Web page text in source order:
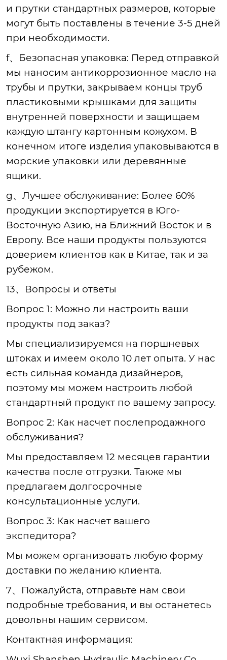
и прутки стандартных размеров, которые
могут быть поставлены в течение 3-5 дней
при необходимости.
f、Безопасная упаковка: Перед отправкой
мы наносим антикоррозионное масло на
трубы и прутки, закрываем концы труб
пластиковыми крышками для защиты
внутренней поверхности и защищаем
каждую штангу картонным кожухом. В
конечном итоге изделия упаковываются в
морские упаковки или деревянные
ящики.
g、Лучшее обслуживание: Более 60%
продукции экспортируется в Юго-
Восточную Азию, на Ближний Восток и в
Европу. Все наши продукты пользуются
доверием клиентов как в Китае, так и за
рубежом.
13、Вопросы и ответы
Вопрос 1: Можно ли настроить ваши
продукты под заказ?
Мы специализируемся на поршневых
штоках и имеем около 10 лет опыта. У нас
есть сильная команда дизайнеров,
поэтому мы можем настроить любой
стандартный продукт по вашему запросу.
Вопрос 2: Как насчет послепродажного
обслуживания?
Мы предоставляем 12 месяцев гарантии
качества после отгрузки. Также мы
предлагаем долгосрочные
консультационные услуги.
Вопрос 3: Как насчет вашего
экспедитора?
Мы можем организовать любую форму
доставки по желанию клиента.
7、Пожалуйста, отправьте нам свои
подробные требования, и вы останетесь
довольны нашим сервисом.
Контактная информация: